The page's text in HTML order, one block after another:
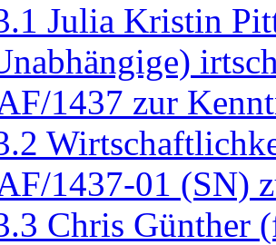
Julia Kristin
1437 zur
1437-01 (SN)
Chris Günther